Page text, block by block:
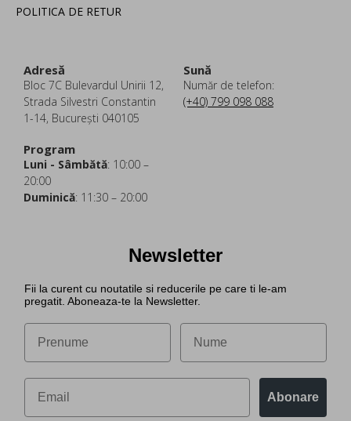
POLITICA DE RETUR
Adresă
Bloc 7C Bulevardul Unirii 12,
Strada Silvestri Constantin
1-14, București 040105
Sună
Număr de telefon:
(+40) 799 098 088
Program
Luni - Sâmbătă: 10:00 –
20:00
Duminică: 11:30 – 20:00
Newsletter
Fii la curent cu noutatile si reducerile pe care ti le-am
pregatit. Aboneaza-te la Newsletter.
Abonare